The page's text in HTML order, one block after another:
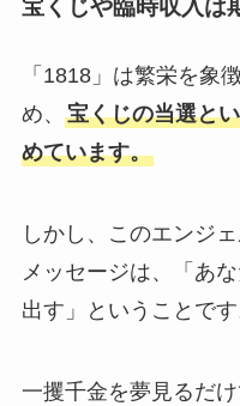
宝くじや臨時収入は
「1818」は繁栄を象
め、 宝くじの当選と
めています。
しかし、このエンジ
メッセージは、「あ
出す」ということです
一攫千金を夢見るだ